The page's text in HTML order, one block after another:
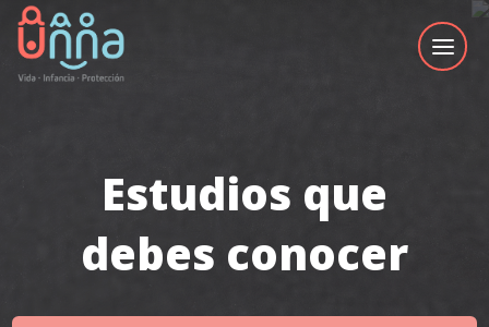
Estudios que
debes conocer